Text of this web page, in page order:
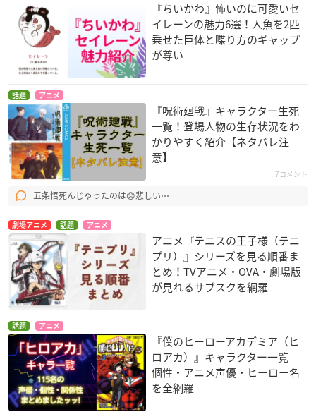
『ちいかわ』怖いのに可愛いセ
イレーンの魅力6選！人魚を2匹
乗せた巨体と喋り方のギャップ
が尊い
話題 アニメ
『呪術廻戦』キャラクター生死
一覧！登場人物の生存状況をわ
かりやすく紹介【ネタバレ注
意】
7コメント
五条悟死んじゃったのは😞悲しい⋯
劇場アニメ 話題 アニメ
アニメ『テニスの王子様（テニ
プリ）』シリーズを見る順番ま
とめ！TVアニメ・OVA・劇場版
が見れるサブスクを網羅
話題 アニメ
『僕のヒーローアカデミア（ヒ
ロアカ）』キャラクター一覧
個性・アニメ声優・ヒーロー名
を全網羅